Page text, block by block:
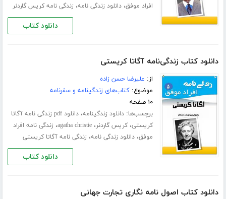
افراد موفق،دانلود زندگی نامه، زندگی نامه کریس گاردنر
دانلود کتاب
دانلود کتاب زندگی‌نامه آگاتا کریستی
از: علیرضا حسن زاده
موضوع:کتاب‌های زندگینامه و سفرنامه
۱۰ صفحه
برچسب‌ها:دانلود زندگینامه،
دانلود pdf زندگی نامه آگاتا
کریستی،کریس گاردنر،agatha christie، زندگی نامه افراد
موفق،دانلود زندگی نامه، زندگی نامه آگاتا کریستی
دانلود کتاب
دانلود کتاب اصول نامه نگاری تجارت جهانی